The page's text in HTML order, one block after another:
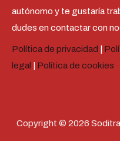
autónomo y te gustaría
dudes en contactar con
Política de privacidad |
legal | Política de cookies
a
c
n
s
i
n
Copyright © 2026